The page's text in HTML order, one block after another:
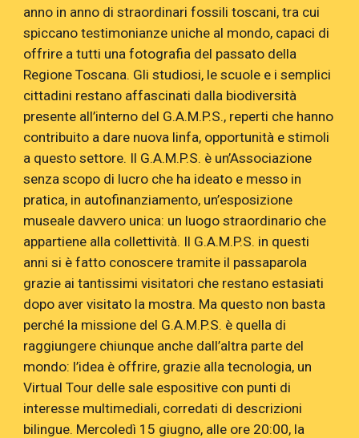
anno in anno di straordinari fossili toscani, tra cui
spiccano testimonianze uniche al mondo, capaci di
offrire a tutti una fotografia del passato della
Regione Toscana. Gli studiosi, le scuole e i semplici
cittadini restano affascinati dalla biodiversità
presente all’interno del G.A.M.P.S., reperti che hanno
contribuito a dare nuova linfa, opportunità e stimoli
a questo settore. Il G.A.M.P.S. è un’Associazione
senza scopo di lucro che ha ideato e messo in
pratica, in autofinanziamento, un’esposizione
museale davvero unica: un luogo straordinario che
appartiene alla collettività. Il G.A.M.P.S. in questi
anni si è fatto conoscere tramite il passaparola
grazie ai tantissimi visitatori che restano estasiati
dopo aver visitato la mostra. Ma questo non basta
perché la missione del G.A.M.P.S. è quella di
raggiungere chiunque anche dall’altra parte del
mondo: l’idea è offrire, grazie alla tecnologia, un
Virtual Tour delle sale espositive con punti di
interesse multimediali, corredati di descrizioni
bilingue. Mercoledì 15 giugno, alle ore 20:00, la